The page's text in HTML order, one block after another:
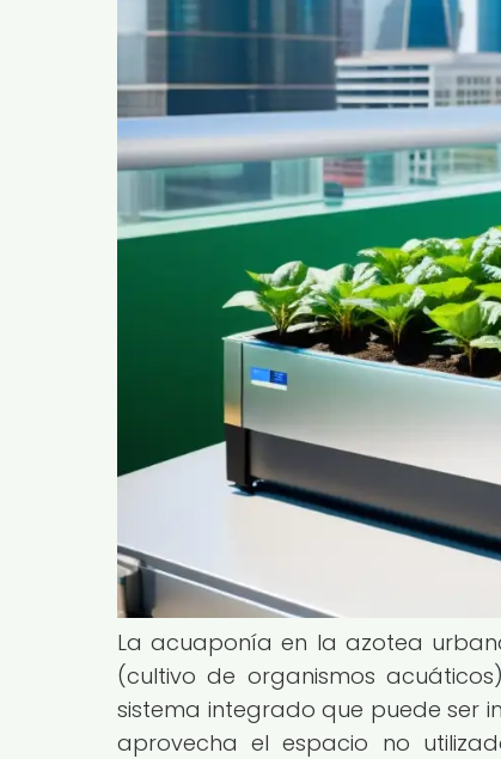
La acuaponía en la azotea
(cultivo de organismos
sistema integrado que puede ser
aprovecha el espacio no